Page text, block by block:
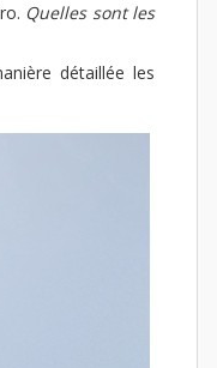
Quelles sont les
détaillée les